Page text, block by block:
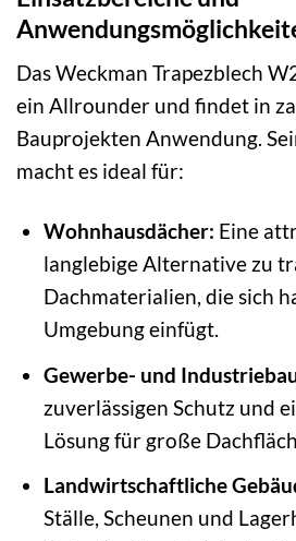
Das Weckman Trapezblech
ein Allrounder und findet in
Bauprojekten Anwendung.
macht es ideal für:
Wohnhausdächer: Eine
langlebige Alternative zu
Dachmaterialien, die sich
Umgebung einfügt.
Gewerbe- und
zuverlässigen Schutz und
Lösung für große
Landwirtschaftliche
Ställe, Scheunen und